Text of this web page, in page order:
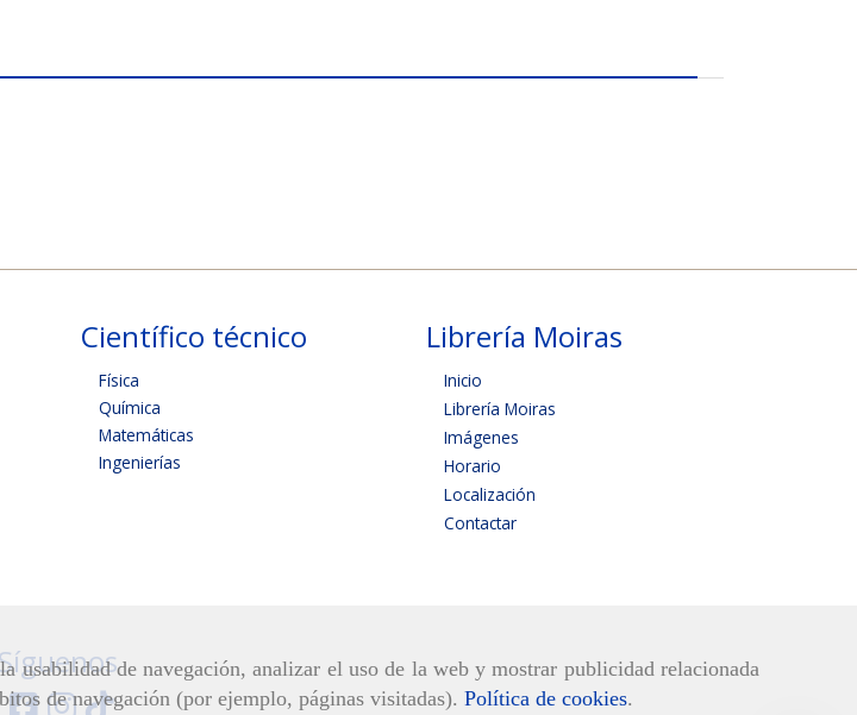
de navegación, analizar el uso de la web y mostrar publicidad relacionada
de navegación (por ejemplo, páginas visitadas). Política de cookies.
Científico técnico
Física
Química
Matemáticas
Ingenierías
Librería Moiras
Inicio
Librería Moiras
Imágenes
Horario
Localización
Contactar
Síguenos